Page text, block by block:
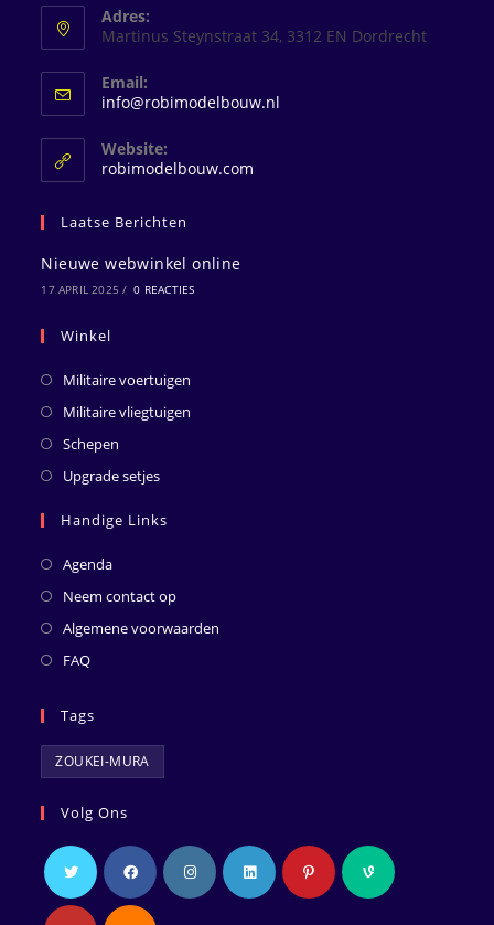
Adres:
Martinus Steynstraat 34, 3312 EN Dordrecht
Email:
info@robimodelbouw.nl
Website:
robimodelbouw.com
Laatse Berichten
Nieuwe webwinkel online
17 APRIL 2025 / 0 REACTIES
Winkel
Militaire voertuigen
Militaire vliegtuigen
Schepen
Upgrade setjes
Handige Links
Agenda
Neem contact op
Algemene voorwaarden
FAQ
Tags
ZOUKEI-MURA
Volg Ons
Opent Opent